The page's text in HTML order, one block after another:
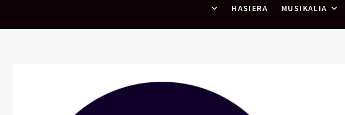
HASIERA MUSIKALIA